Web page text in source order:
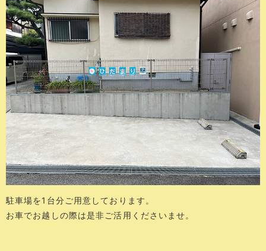
駐車場を1台分ご用意しております。
お車でお越しの際は是非ご活用くださいませ。